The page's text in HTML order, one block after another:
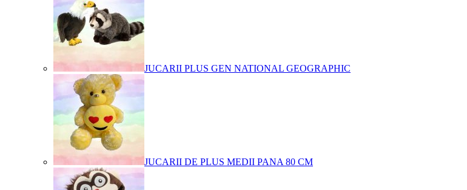
JUCARII PLUS GEN NATIONAL GEOGRAPHIC
JUCARII DE PLUS MEDII PANA 80 CM